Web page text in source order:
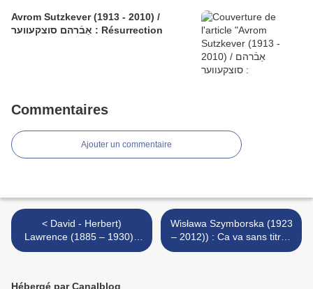
Avrom Sutzkever (1913 - 2010) /
אַבֿרהם סוצקעווער : Résurrection
Commentaires
Ajouter un commentaire
< David - Herbert)
Lawrence (1885 – 1930) :
La lande sauvage / The wild
Wisława Szymborska (1923
– 2012)) : Ca va sans titre /
Może być bez tytułu >
Hébergé par Canalblog